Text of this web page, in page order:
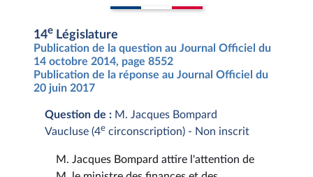
14e Législature
Publication de la question au Journal Officiel du
14 octobre 2014, page 8552
Publication de la réponse au Journal Officiel du
20 juin 2017
Question de : M. Jacques Bompard
Vaucluse (4e circonscription) - Non inscrit
M. Jacques Bompard attire l'attention de